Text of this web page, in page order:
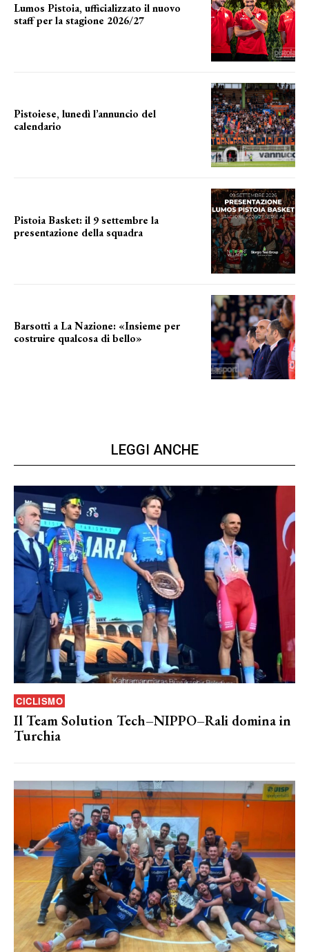
Lumos Pistoia, ufficializzato il nuovo
staff per la stagione 2026/27
Pistoiese, lunedì l’annuncio del
calendario
Pistoia Basket: il 9 settembre la
presentazione della squadra
Barsotti a La Nazione: «Insieme per
costruire qualcosa di bello»
LEGGI ANCHE
CICLISMO
Il Team Solution Tech–NIPPO–Rali domina in
Turchia